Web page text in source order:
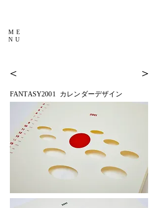
ME
NU
＜ ＞
FANTASY2001 カレンダーデザイン